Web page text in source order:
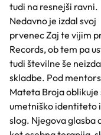
tudi na resnejši ravni.
Nedavno je izdal svoj
prvenec Zaj te vijim
Records, ob tem pa
tudi številne še
skladbe. Pod
Mateta Broja oblikuje
umetniško identiteto
slog. Njegova glasba